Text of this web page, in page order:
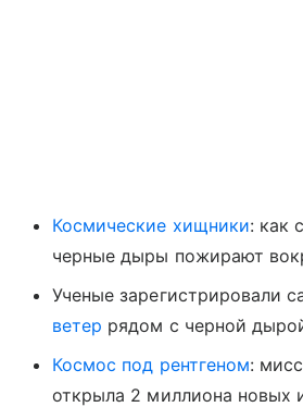
Космические хищники: как
черные дыры пожирают
Ученые зарегистрировали
ветер рядом с черной
Космос под рентгеном:
открыла 2 миллиона новых